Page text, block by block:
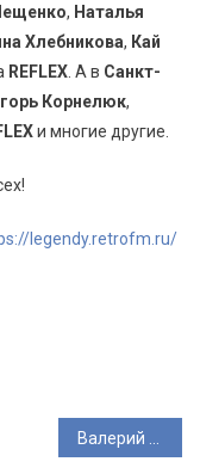
, Наталья
Хлебникова, Кай
REFLEX . А в Санкт-
Корнелюк,
и многие другие.
legendy.retrofm.ru/